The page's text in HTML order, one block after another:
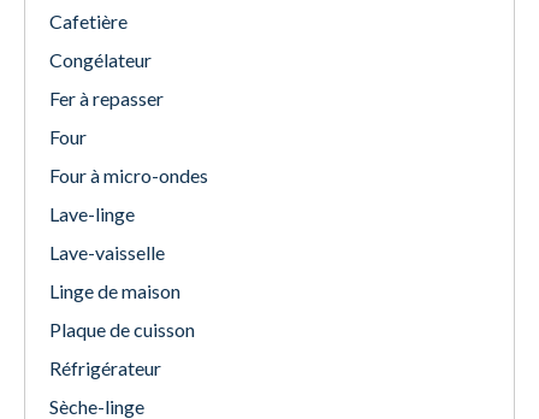
Cafetière
Congélateur
Fer à repasser
Four
Four à micro-ondes
Lave-linge
Lave-vaisselle
Linge de maison
Plaque de cuisson
Réfrigérateur
Sèche-linge